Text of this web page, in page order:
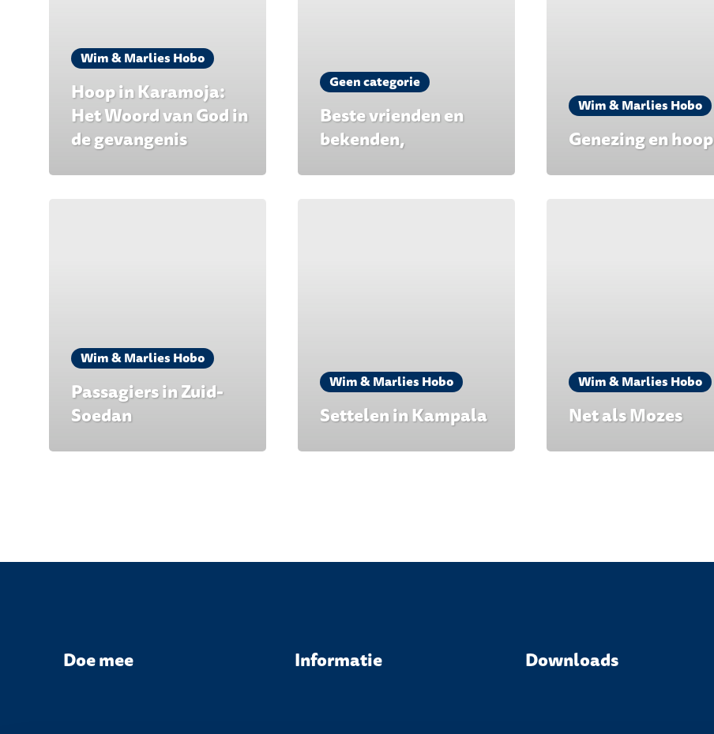
Wim & Marlies Hobo
Hoop in Karamoja:
Het Woord van God in
de gevangenis
Geen categorie
Beste vrienden en
bekenden,
Wim & Marlies Hobo
Genezing en hoop
Wim & Marlies Hobo
Passagiers in Zuid-
Soedan
Wim & Marlies Hobo
Settelen in Kampala
Wim & Marlies Hobo
Net als Mozes
Doe mee Informatie Downloads